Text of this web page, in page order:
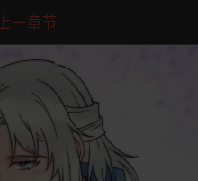
一章节